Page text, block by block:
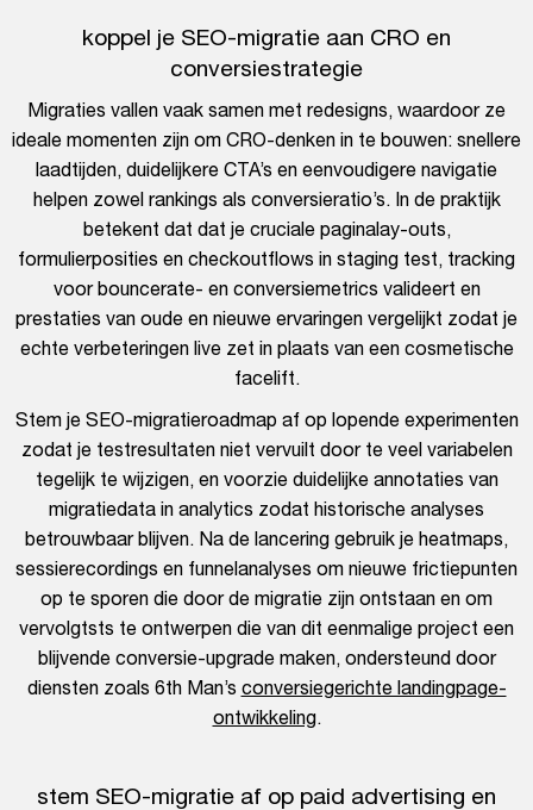
koppel je SEO-migratie aan CRO en
conversiestrategie
Migraties vallen vaak samen met redesigns, waardoor ze
ideale momenten zijn om CRO-denken in te bouwen: snellere
laadtijden, duidelijkere CTA’s en eenvoudigere navigatie
helpen zowel rankings als conversieratio’s. In de praktijk
betekent dat dat je cruciale paginalay-outs,
formulierposities en checkoutflows in staging test, tracking
voor bouncerate- en conversiemetrics valideert en
prestaties van oude en nieuwe ervaringen vergelijkt zodat je
echte verbeteringen live zet in plaats van een cosmetische
facelift.
Stem je SEO-migratieroadmap af op lopende experimenten
zodat je testresultaten niet vervuilt door te veel variabelen
tegelijk te wijzigen, en voorzie duidelijke annotaties van
migratiedata in analytics zodat historische analyses
betrouwbaar blijven. Na de lancering gebruik je heatmaps,
sessierecordings en funnelanalyses om nieuwe frictiepunten
op te sporen die door de migratie zijn ontstaan en om
vervolgtsts te ontwerpen die van dit eenmalige project een
blijvende conversie-upgrade maken, ondersteund door
diensten zoals 6th Man’s conversiegerichte landingpage-
ontwikkeling.
stem SEO-migratie af op paid advertising en